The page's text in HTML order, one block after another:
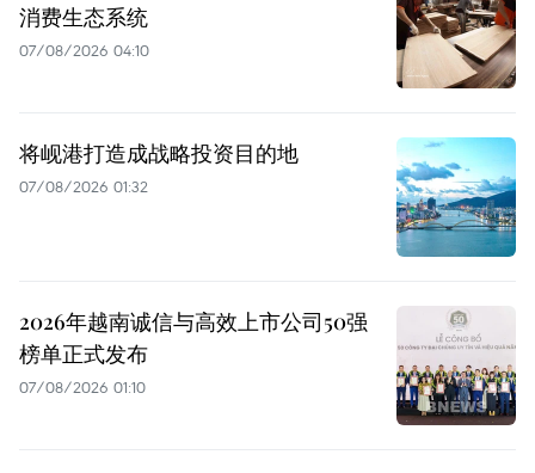
消费生态系统
07/08/2026 04:10
将岘港打造成战略投资目的地
07/08/2026 01:32
2026年越南诚信与高效上市公司50强
榜单正式发布
07/08/2026 01:10